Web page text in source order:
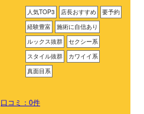
人気TOP3 店長おすすめ
要予約
経験豊富
施術に自信あり
ルックス抜群
セクシー系
スタイル抜群
カワイイ系
真面目系
口コミ：0件